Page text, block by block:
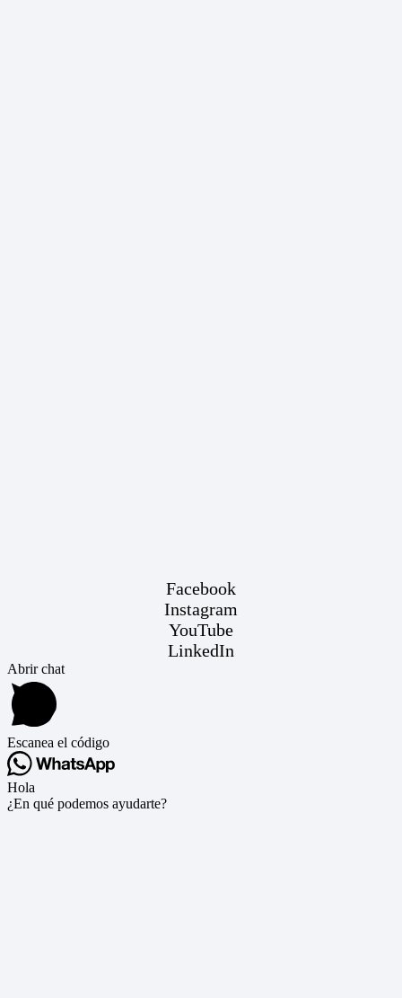
Facebook
Instagram
YouTube
LinkedIn
Abrir chat
Escanea el código
Hola
¿En qué podemos ayudarte?